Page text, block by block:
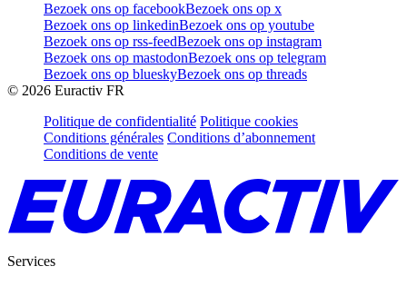
Bezoek ons op facebookBezoek ons op x
Bezoek ons op linkedinBezoek ons op youtube
Bezoek ons op rss-feedBezoek ons op instagram
Bezoek ons op mastodonBezoek ons op telegram
Bezoek ons op blueskyBezoek ons op threads
© 2026 Euractiv FR
Politique de confidentialité Politique cookies
Conditions générales Conditions d’abonnement
Conditions de vente
Services